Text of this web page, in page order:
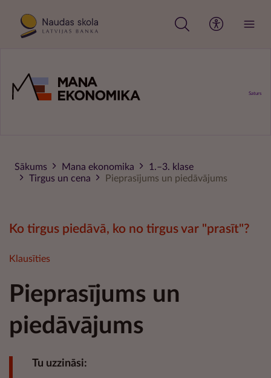
Saturs
Sākums Mana ekonomika
1.–3. klase
Tirgus un cena
Pieprasījums un piedāvājums
Ko tirgus piedāvā, ko no tirgus var "prasīt"?
Klausīties
Pieprasījums un
piedāvājums
Tu uzzināsi: